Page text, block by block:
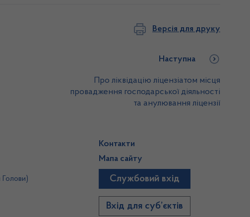
Версія для друку
Наступна
Про ліквідацію ліцензіатом місця
провадження господарської діяльності
та анулювання ліцензії
Контакти
Мапа сайту
Службовий вхід
Вхід для суб’єктів